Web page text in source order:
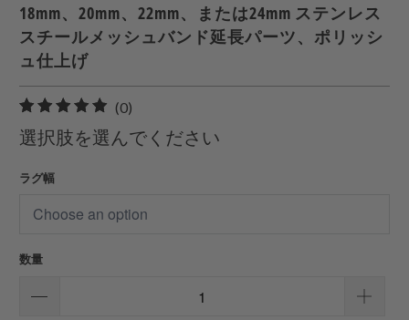
18mm、20mm、22mm、または24mm ステンレス
スチールメッシュバンド延長パーツ、ポリッシ
ュ仕上げ
(0)
合
計
ュ
選択肢を選んでください
ラグ幅
数量